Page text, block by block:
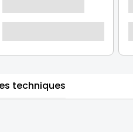
techniques